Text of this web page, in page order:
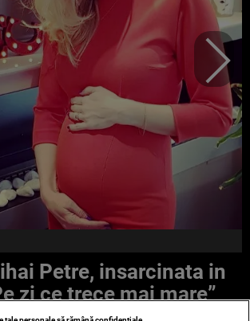
Petre, insarcinata in
zi ce trece mai mare”